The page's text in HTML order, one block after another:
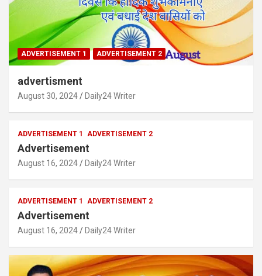
ADVERTISEMENT 1 ADVERTISEMENT 2
advertisment
August 30, 2024 Daily24 Writer
ADVERTISEMENT 1 ADVERTISEMENT 2
Advertisement
August 16, 2024 Daily24 Writer
ADVERTISEMENT 1 ADVERTISEMENT 2
Advertisement
August 16, 2024 Daily24 Writer